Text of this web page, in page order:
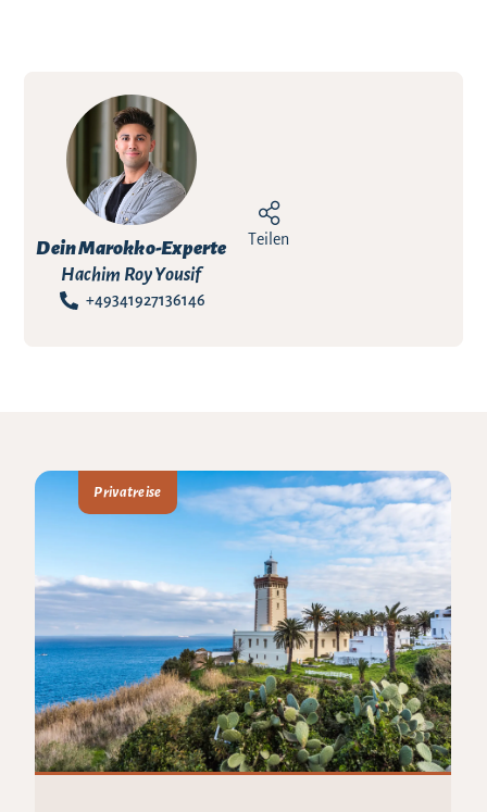
Dein Marokko-Experte
Hachim Roy Yousif
+49341927136146
Teilen
Privatreise